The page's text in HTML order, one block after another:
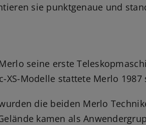
sie punktgenaue und
seine erste
XS-Modelle stattete Merlo
die beiden Merlo
kamen als